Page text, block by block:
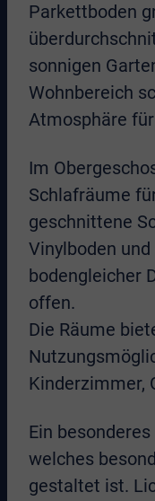
Parkettboden
sonnigen
Wohnbereich
Atmosphäre
Im
Schlafräume
geschnittene
Vinylboden
bodengleicher
offen.
Die Räume
Kinderzimmer,
Ein
welches
gestaltet ist.